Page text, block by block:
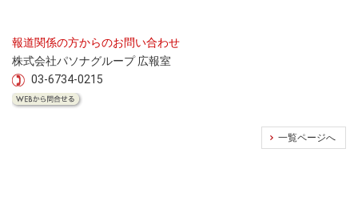
報道関係の方からのお問い合わせ
株式会社パソナグループ 広報室
03-6734-0215
一覧ページへ